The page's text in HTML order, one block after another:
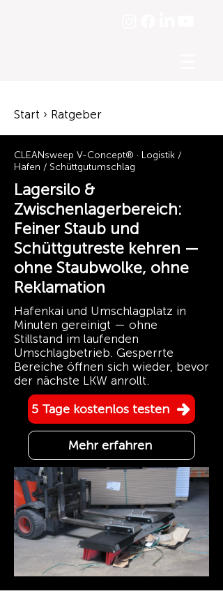
Start › Ratgeber
CLEANsweep V-Concept® · Logistik /
Hafen / Schüttgutumschlag
Lagersilo &
Zwischenlagerbereich:
Feiner Staub und
Schüttgutreste kehren —
ohne Staubwolke, ohne
Reklamation
Hafenkai und Umschlagplatz in
Minuten gereinigt — ohne
Stillstand im laufenden
Umschlagbetrieb. Gesperrte
Bereiche öffnen sich wieder, bevor
der nächste LKW anrollt.
5 Tage kostenlos testen
Mehr erfahren